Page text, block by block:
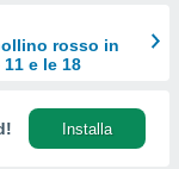
rosso in
e le 18
Installa